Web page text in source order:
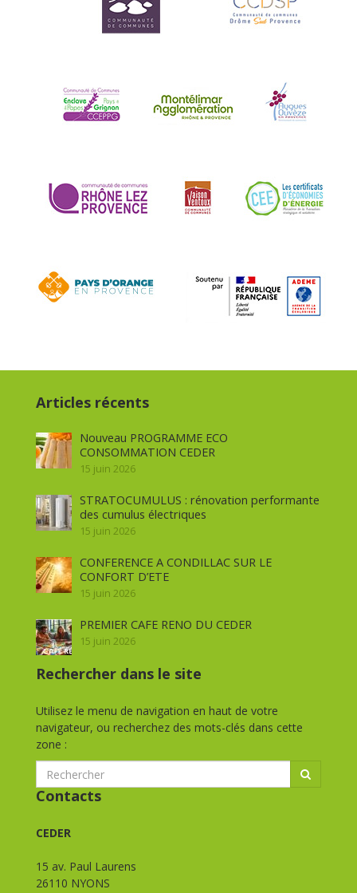
Articles récents
Nouveau PROGRAMME ECO
CONSOMMATION CEDER
15 juin 2026
STRATOCUMULUS : rénovation performante
des cumulus électriques
15 juin 2026
CONFERENCE A CONDILLAC SUR LE
CONFORT D’ETE
15 juin 2026
PREMIER CAFE RENO DU CEDER
15 juin 2026
Rechercher dans le site
Utilisez le menu de navigation en haut de votre
navigateur, ou recherchez des mots-clés dans cette
zone :
Contacts
CEDER
15 av. Paul Laurens
26110 NYONS